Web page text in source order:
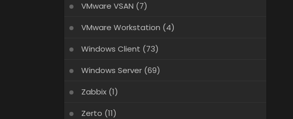
VMware VSAN (7)
VMware Workstation (4)
Windows Client (73)
Windows Server(69)
Zabbix(1)
Zerto (11)